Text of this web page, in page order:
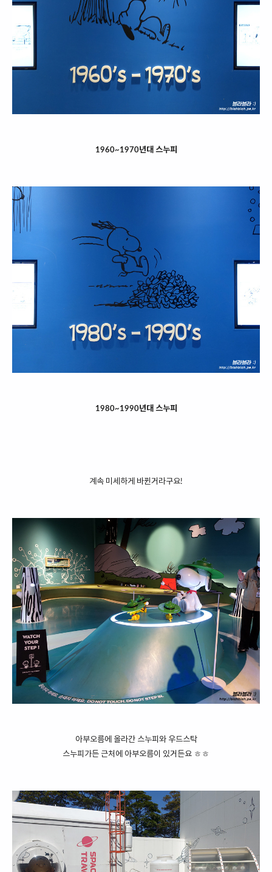
1960~1970년대 스누피
1980~1990년대 스누피
계속 미세하게 바뀐거라구요!
아부오름에 올라간 스누피와 우드스탁
스누피가든 근처에 아부오름이 있거든요 ㅎㅎ